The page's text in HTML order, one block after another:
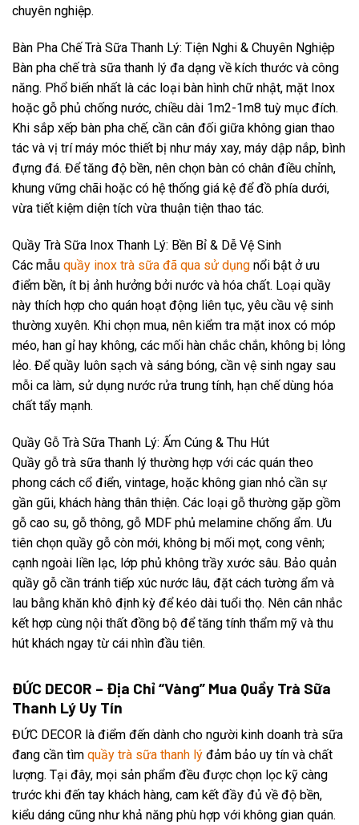
chuyên nghiệp.
Bàn Pha Chế Trà Sữa Thanh Lý: Tiện Nghi & Chuyên Nghiệp
Bàn pha chế trà sữa thanh lý đa dạng về kích thước và công
năng. Phổ biến nhất là các loại bàn hình chữ nhật, mặt Inox
hoặc gỗ phủ chống nước, chiều dài 1m2-1m8 tuỳ mục đích.
Khi sắp xếp bàn pha chế, cần cân đối giữa không gian thao
tác và vị trí máy móc thiết bị như máy xay, máy dập nắp, bình
đựng đá. Để tăng độ bền, nên chọn bàn có chân điều chỉnh,
khung vững chãi hoặc có hệ thống giá kệ để đồ phía dưới,
vừa tiết kiệm diện tích vừa thuận tiện thao tác.
Quầy Trà Sữa Inox Thanh Lý: Bền Bỉ & Dễ Vệ Sinh
Các mẫu quầy inox trà sữa đã qua sử dụng nổi bật ở ưu
điểm bền, ít bị ảnh hưởng bởi nước và hóa chất. Loại quầy
này thích hợp cho quán hoạt động liên tục, yêu cầu vệ sinh
thường xuyên. Khi chọn mua, nên kiểm tra mặt inox có móp
méo, han gỉ hay không, các mối hàn chắc chắn, không bị lỏng
lẻo. Để quầy luôn sạch và sáng bóng, cần vệ sinh ngay sau
mỗi ca làm, sử dụng nước rửa trung tính, hạn chế dùng hóa
chất tẩy mạnh.
Quầy Gỗ Trà Sữa Thanh Lý: Ấm Cúng & Thu Hút
Quầy gỗ trà sữa thanh lý thường hợp với các quán theo
phong cách cổ điển, vintage, hoặc không gian nhỏ cần sự
gần gũi, khách hàng thân thiện. Các loại gỗ thường gặp gồm
gỗ cao su, gỗ thông, gỗ MDF phủ melamine chống ẩm. Ưu
tiên chọn quầy gỗ còn mới, không bị mối mọt, cong vênh;
cạnh ngoài liền lạc, lớp phủ không trầy xước sâu. Bảo quản
quầy gỗ cần tránh tiếp xúc nước lâu, đặt cách tường ẩm và
lau bằng khăn khô định kỳ để kéo dài tuổi thọ. Nên cân nhắc
kết hợp cùng nội thất đồng bộ để tăng tính thẩm mỹ và thu
hút khách ngay từ cái nhìn đầu tiên.
ĐỨC DECOR – Địa Chỉ “Vàng” Mua Quầy Trà Sữa
Thanh Lý Uy Tín
ĐỨC DECOR là điểm đến dành cho người kinh doanh trà sữa
đang cần tìm quầy trà sữa thanh lý đảm bảo uy tín và chất
lượng. Tại đây, mọi sản phẩm đều được chọn lọc kỹ càng
trước khi đến tay khách hàng, cam kết đầy đủ về độ bền,
kiểu dáng cũng như khả năng phù hợp với không gian quán.